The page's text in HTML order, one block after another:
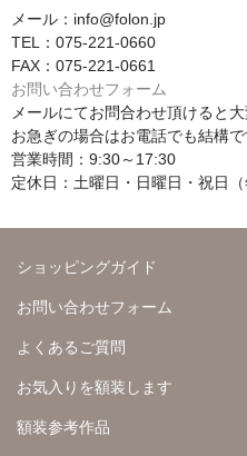
メール：info@folon.jp
TEL：075-221-0660
FAX：075-221-0661
お問い合わせフォーム
メールにてお問合わせ頂けると大
お急ぎの場合はお電話でも結構で
営業時間：9:30～17:30
定休日：土曜日・日曜日・祝日（
ショッピングガイド
お問い合わせフォーム
よくあるご質問
お気入りを額装します
額装参考作品